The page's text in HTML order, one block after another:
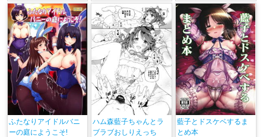
ふたなりアイドルバニ
ーの庭にようこそ!
ハム森藍子ちゃんとラ
ブラブおしりえっち
藍子とドスケベするま
とめ本